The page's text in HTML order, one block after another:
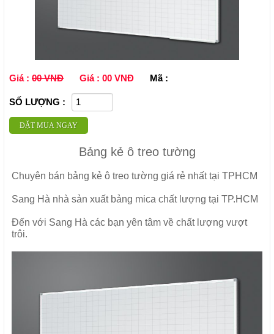
Giá : 00 VNĐ Giá : 00 VNĐ Mã :
SỐ LƯỢNG :
ĐẶT MUA NGAY
Bảng kẻ ô treo tường
Chuyên bán bảng kẻ ô treo tường giá rẻ nhất tại TPHCM
Sang Hà nhà sản xuất bảng mica chất lượng tại TP.HCM
Đến với Sang Hà các bạn yên tâm về chất lượng vượt
trôi.